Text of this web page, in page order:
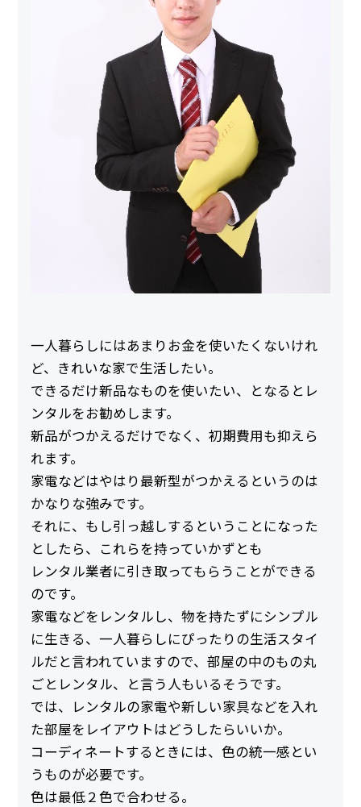
一人暮らしにはあまりお金を使いたくないけれ
ど、きれいな家で生活したい。
できるだけ新品なものを使いたい、となるとレ
ンタルをお勧めします。
新品がつかえるだけでなく、初期費用も抑えら
れます。
家電などはやはり最新型がつかえるというのは
かなりな強みです。
それに、もし引っ越しするということになった
としたら、これらを持っていかずとも
レンタル業者に引き取ってもらうことができる
のです。
家電などをレンタルし、物を持たずにシンプル
に生きる、一人暮らしにぴったりの生活スタイ
ルだと言われていますので、部屋の中のもの丸
ごとレンタル、と言う人もいるそうです。
では、レンタルの家電や新しい家具などを入れ
た部屋をレイアウトはどうしたらいいか。
コーディネートするときには、色の統一感とい
うものが必要です。
色は最低２色で合わせる。